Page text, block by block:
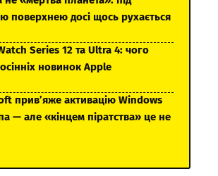
поверхнею досі щось рухається
Series 12 та Ultra 4: чого
новинок Apple
прив’яже активацію Windows
— але «кінцем піратства» це не